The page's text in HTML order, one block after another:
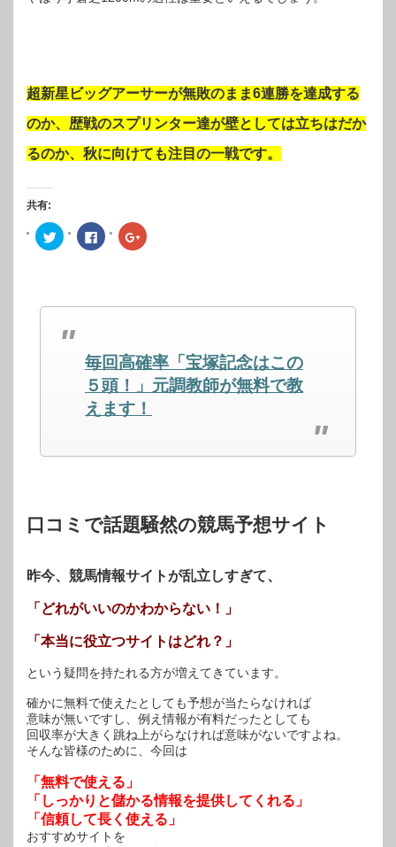
超新星ビッグアーサーが無敗のまま6連勝を達成する
のか、 歴戦のスプリンター達が壁としては立ちはだか
るのか、 秋に向けても注目の一戦です。
共有:
ク
リ
で
有
(新
ま
Facebook
で
は
し
て
く
だ
さ
い
ウ
開
き
ク
リ
で
い
ウ
ィ
ン
ド
ウ
ま
毎回高確率「宝塚記念はこの
５頭！」元調教師が無料で教
えます！
口コミで話題騒然の競馬予想サイト
昨今、競馬情報サイトが乱立しすぎて、
「どれがいいのかわからない！」
「本当に役立つサイトはどれ？」
という疑問を持たれる方が増えてきています。
確かに無料で使えたとしても予想が当たらなければ
意味が無いですし、例え情報が有料だったとしても
回収率が大きく跳ね上がらなければ意味がないですよね。
そんな皆様のために、今回は
「無料で使える」
「しっかりと儲かる情報を提供してくれる」
「信頼して長く使える」
おすすめサイトを